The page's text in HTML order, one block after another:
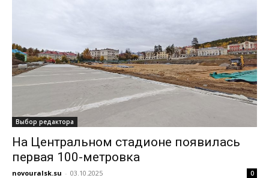
Выбор редактора
На Центральном стадионе появилась
первая 100-метровка
novouralsk.su - 03.10.2025 0